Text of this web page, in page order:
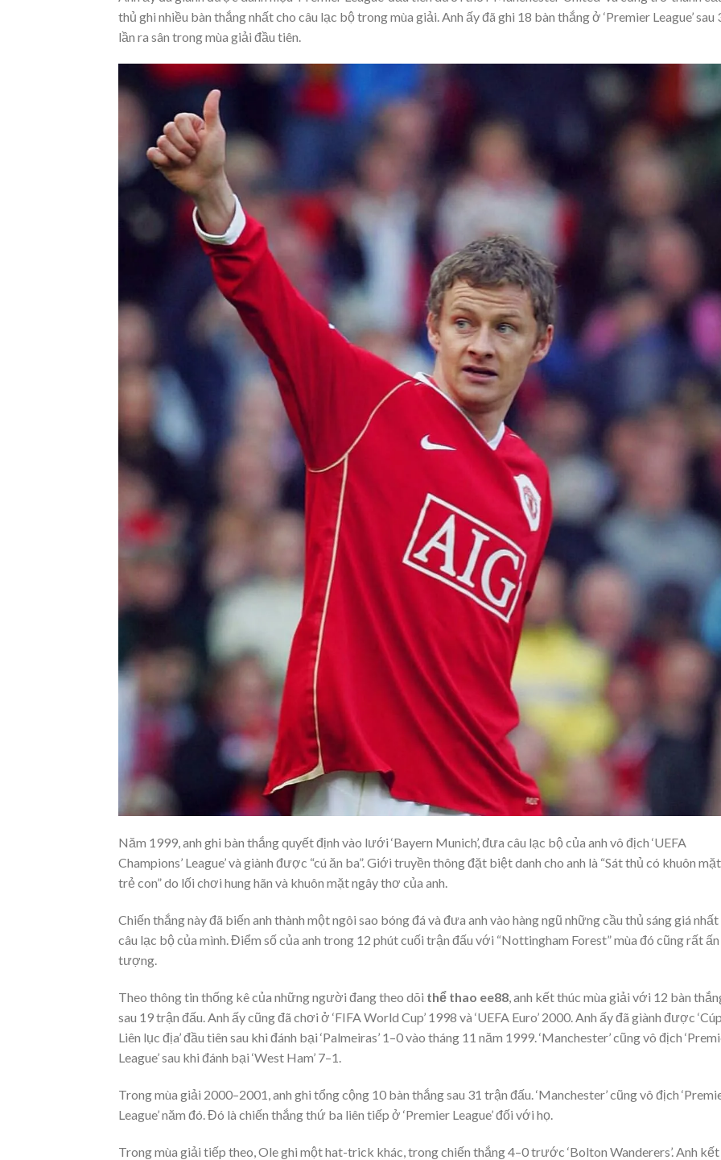
thủ ghi nhiều bàn thắng nhất cho câu lạc bộ trong mùa giải. Anh ấy đã ghi 18 bàn thắng ở ‘Premier League’ sau
lần ra sân trong mùa giải đầu tiên.
Năm 1999, anh ghi bàn thắng quyết định vào lưới ‘Bayern Munich’, đưa câu lạc bộ của anh vô địch ‘UEFA
Champions’ League’ và giành được “cú ăn ba”. Giới truyền thông đặt biệt danh cho anh là “Sát thủ có khuôn mặt
trẻ con” do lối chơi hung hãn và khuôn mặt ngây thơ của anh.
Chiến thắng này đã biến anh thành một ngôi sao bóng đá và đưa anh vào hàng ngũ những cầu thủ sáng giá nhất
câu lạc bộ của mình. Điểm số của anh trong 12 phút cuối trận đấu với “Nottingham Forest” mùa đó cũng rất ấn
tượng.
Theo thông tin thống kê của những người đang theo dõi thể thao ee88, anh kết thúc mùa giải với 12 bàn
sau 19 trận đấu. Anh ấy cũng đã chơi ở ‘FIFA World Cup’ 1998 và ‘UEFA Euro’ 2000. Anh ấy đã giành được ‘Cúp
Liên lục địa’ đầu tiên sau khi đánh bại ‘Palmeiras’ 1–0 vào tháng 11 năm 1999. ‘Manchester’ cũng vô địch
League’ sau khi đánh bại ‘West Ham’ 7–1.
Trong mùa giải 2000–2001, anh ghi tổng cộng 10 bàn thắng sau 31 trận đấu. ‘Manchester’ cũng vô địch
League’ năm đó. Đó là chiến thắng thứ ba liên tiếp ở ‘Premier League’ đối với họ.
Trong mùa giải tiếp theo, Ole ghi một hat-trick khác, trong chiến thắng 4–0 trước ‘Bolton Wanderers’. Anh kết